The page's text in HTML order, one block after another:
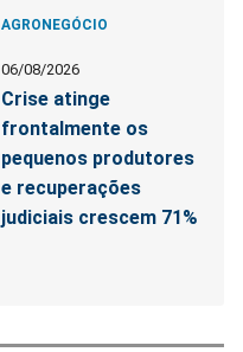
AGRONEGÓCIO
06/08/2026
Crise atinge
frontalmente os
pequenos produtores
e recuperações
judiciais crescem 71%